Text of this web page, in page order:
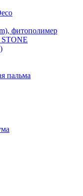
фитополимер
STONE
пальма